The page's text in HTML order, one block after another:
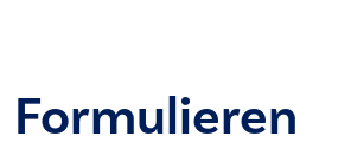
Formulieren